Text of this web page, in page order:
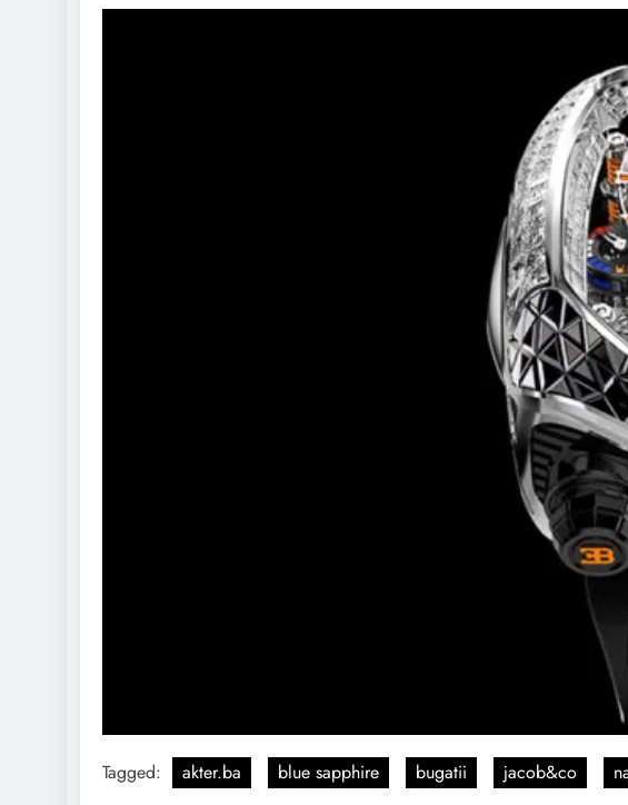
Tagged: akter.ba blue sapphire bugatii jacob&co